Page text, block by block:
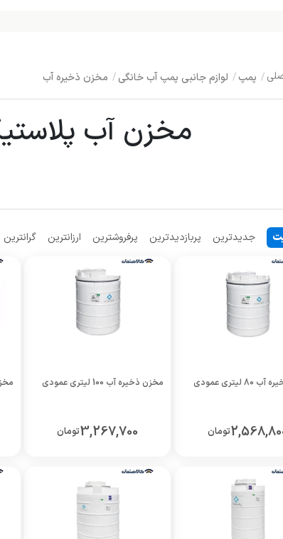
پمپ لوازم جانبی پمپ آب خانگی مخزن ذخیره آب
مخزن آب
جدیدترین پربازدیدترین پرفروشترین ارزانترین گرانترین
لیتری عمودی
تومان
مخزن ذخیره آب 100 لیتری عمودی
3,267,700تومان
مخزن